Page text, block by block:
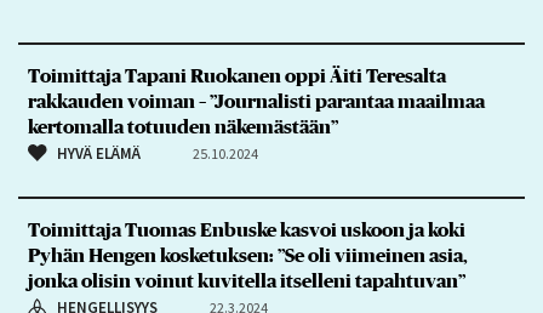
Toimittaja Tapani Ruokanen oppi Äiti Teresalta
rakkauden voiman – ”Journalisti parantaa maailmaa
kertomalla totuuden näkemästään”
HYVÄ ELÄMÄ 25.10.2024
Toimittaja Tuomas Enbuske kasvoi uskoon ja koki
Pyhän Hengen kosketuksen: ”Se oli viimeinen asia,
jonka olisin voinut kuvitella itselleni tapahtuvan”
HENGELLISYYS 22.3.2024